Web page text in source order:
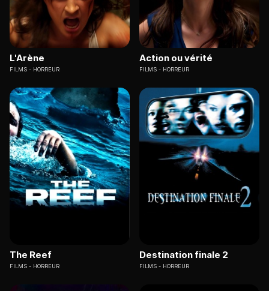
L'Arène
FILMS HORREUR
Action ou vérité
FILMS HORREUR
The Reef
FILMS HORREUR
Destination finale 2
FILMS HORREUR